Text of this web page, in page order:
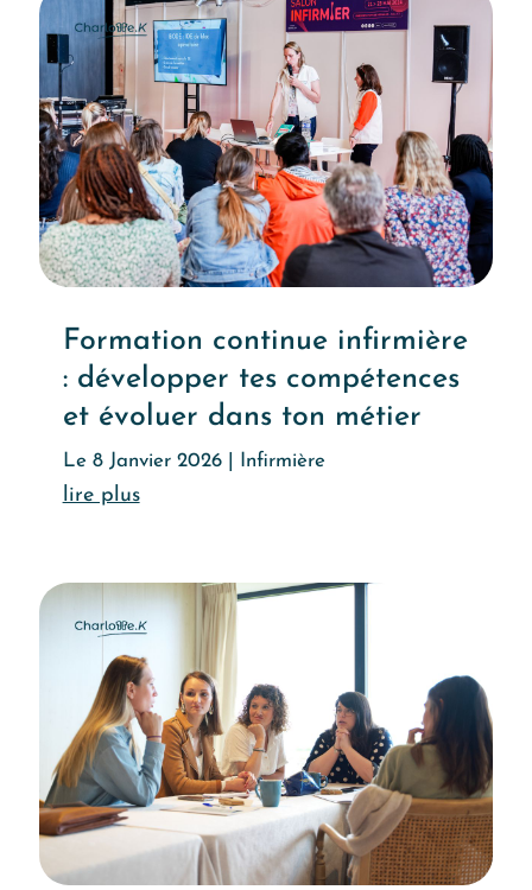
Formation continue infirmière
: développer tes compétences
et évoluer dans ton métier
Le 8 Janvier 2026| Infirmière
Lire l'article